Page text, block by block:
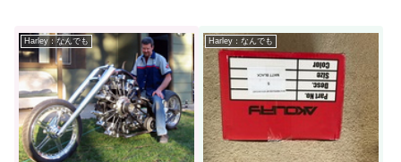
Harley：なんでも Harley：なんでも